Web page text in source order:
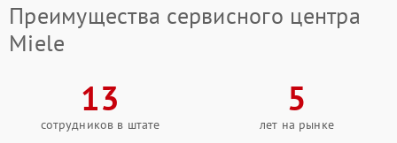
Преимущества сервисного центра
Miele
13
сотрудников в штате
5
лет на рынке